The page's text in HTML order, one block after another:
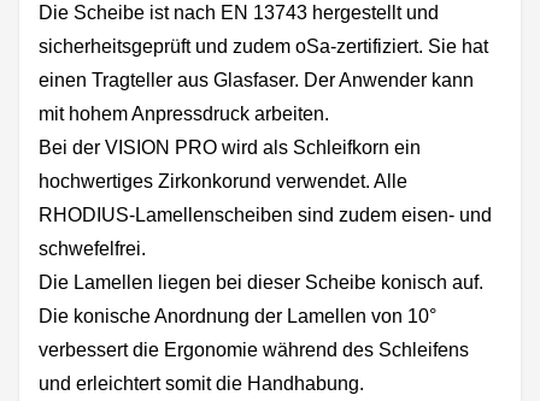
Die Scheibe ist nach EN 13743 hergestellt und
sicherheitsgeprüft und zudem oSa-zertifiziert. Sie hat
einen Tragteller aus Glasfaser. Der Anwender kann
mit hohem Anpressdruck arbeiten.
Bei der VISION PRO wird als Schleifkorn ein
hochwertiges Zirkonkorund verwendet. Alle
RHODIUS-Lamellenscheiben sind zudem eisen- und
schwefelfrei.
Die Lamellen liegen bei dieser Scheibe konisch auf.
Die konische Anordnung der Lamellen von 10°
verbessert die Ergonomie während des Schleifens
und erleichtert somit die Handhabung.